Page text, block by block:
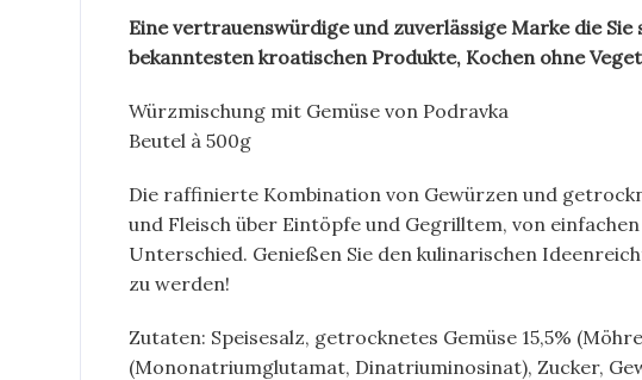
Eine vertrauenswürdige und zuverlässige Marke die
bekanntesten kroatischen Produkte, Kochen ohne
Würzmischung mit Gemüse von Podravka
Beutel à 500g
Die raffinierte Kombination von Gewürzen und
und Fleisch über Eintöpfe und Gegrilltem, von
Unterschied. Genießen Sie den kulinarischen
zu werden!
Zutaten: Speisesalz, getrocknetes Gemüse 15,5%
(Mononatriumglutamat, Dinatriuminosinat), Zucker,